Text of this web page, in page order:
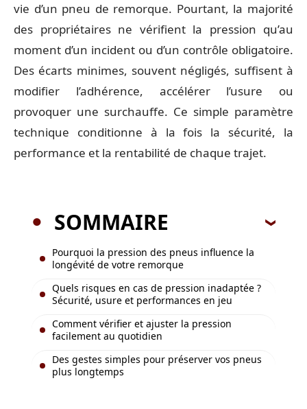
vie d’un pneu de remorque. Pourtant, la majorité
des propriétaires ne vérifient la pression qu’au
moment d’un incident ou d’un contrôle obligatoire.
Des écarts minimes, souvent négligés, suffisent à
modifier l’adhérence, accélérer l’usure ou
provoquer une surchauffe. Ce simple paramètre
technique conditionne à la fois la sécurité, la
performance et la rentabilité de chaque trajet.
SOMMAIRE
Pourquoi la pression des pneus influence la
longévité de votre remorque
Quels risques en cas de pression inadaptée ?
Sécurité, usure et performances en jeu
Comment vérifier et ajuster la pression
facilement au quotidien
Des gestes simples pour préserver vos pneus
plus longtemps